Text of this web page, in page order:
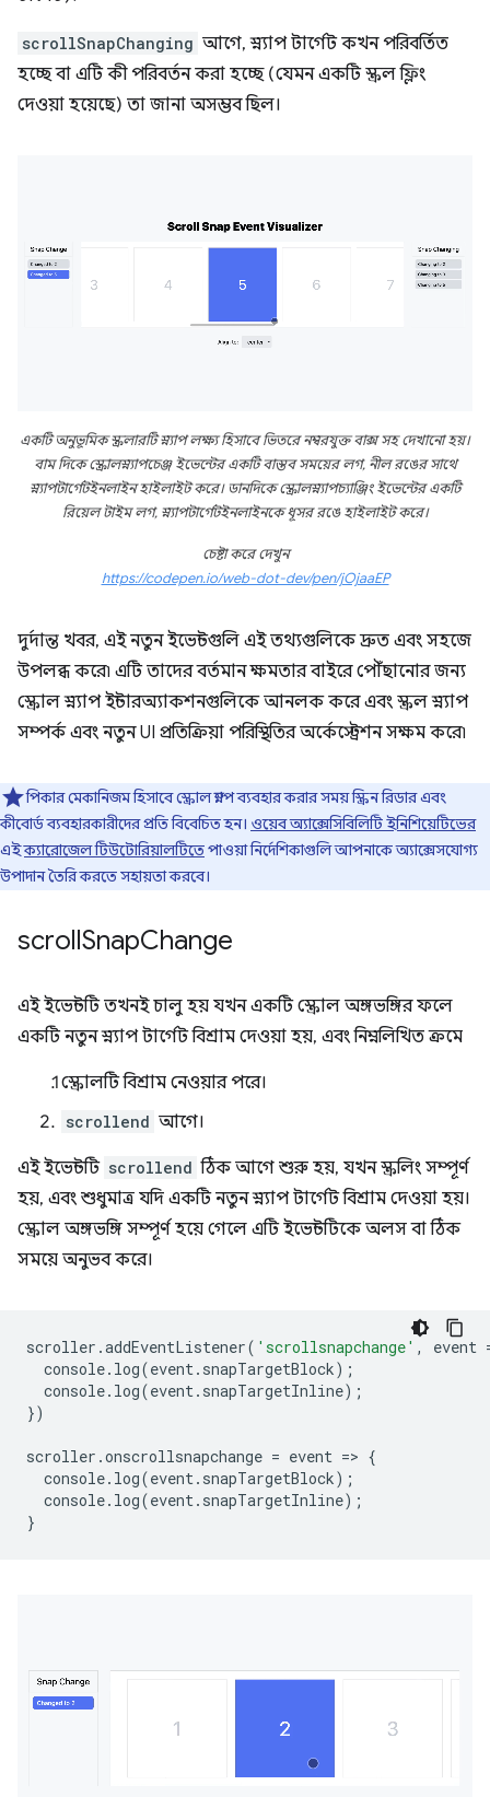
scrollSnapChanging আগে, স্ন্যাপ টার্গেট কখন পরিবর্তিত
হচ্ছে বা এটি কী পরিবর্তন করা হচ্ছে (যেমন একটি স্ক্রল ফ্লিং
দেওয়া হয়েছে) তা জানা অসম্ভব ছিল।
একটি অনুভূমিক স্ক্রলারটি স্ন্যাপ লক্ষ্য হিসাবে ভিতরে নম্বরযুক্ত বাক্স সহ দেখানো হয়।
বাম দিকে স্ক্রোলস্ন্যাপচেঞ্জ ইভেন্টের একটি বাস্তব সময়ের লগ, নীল রঙের সাথে
স্ন্যাপটার্গেটইনলাইন হাইলাইট করে। ডানদিকে স্ক্রোলস্ন্যাপচ্যাঞ্জিং ইভেন্টের একটি
রিয়েল টাইম লগ, স্ন্যাপটার্গেটইনলাইনকে ধূসর রঙে হাইলাইট করে।
চেষ্টা করে দেখুন
https://codepen.io/web-dot-dev/pen/jOjaaEP
দুর্দান্ত খবর, এই নতুন ইভেন্টগুলি এই তথ্যগুলিকে দ্রুত এবং সহজে
উপলব্ধ করে৷ এটি তাদের বর্তমান ক্ষমতার বাইরে পৌঁছানোর জন্য
স্ক্রোল স্ন্যাপ ইন্টারঅ্যাকশনগুলিকে আনলক করে এবং স্ক্রল স্ন্যাপ
সম্পর্ক এবং নতুন UI প্রতিক্রিয়া পরিস্থিতির অর্কেস্ট্রেশন সক্ষম করে৷
পিকার মেকানিজম হিসাবে স্ক্রোল স্ন্যাপ ব্যবহার করার সময় স্ক্রিন রিডার এবং
কীবোর্ড ব্যবহারকারীদের প্রতি বিবেচিত হন। ওয়েব অ্যাক্সেসিবিলিটি ইনিশিয়েটিভের
এইক্যারোজেল টিউটোরিয়ালটিতেপাওয়া নির্দেশিকাগুলি আপনাকে অ্যাক্সেসযোগ্য
উপাদান তৈরি করতে সহায়তা করবে।
scrollSnapChange
এই ইভেন্টটি তখনই চালু হয় যখন একটি স্ক্রোল অঙ্গভঙ্গির ফলে
একটি নতুন স্ন্যাপ টার্গেট বিশ্রাম দেওয়া হয়, এবং নিম্নলিখিত ক্রমে
স্ক্রোলটি বিশ্রাম নেওয়ার পরে।
scrollend আগে।
এই ইভেন্টটি scrollend ঠিক আগে শুরু হয়, যখন স্ক্রলিং সম্পূর্ণ
হয়, এবং শুধুমাত্র যদি একটি নতুন স্ন্যাপ টার্গেট বিশ্রাম দেওয়া হয়।
স্ক্রোল অঙ্গভঙ্গি সম্পূর্ণ হয়ে গেলে এটি ইভেন্টটিকে অলস বা ঠিক
সময়ে অনুভব করে।
scroller .addEventListener( 'scrollsnapchange' , event
console. log(event. snapTargetBlock);
console. log(event. snapTargetInline);
})
scroller .onscrollsnapchange = event => {
console. log(event. snapTargetBlock);
console. log(event. snapTargetInline);
}